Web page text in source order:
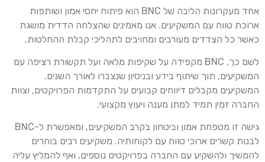
אחד מעקרונות הליבה של BNC הוא פיתוח יחסי אמון ושותפות
ארוכת טווח עם המשקיעים. אנו מאמינים שהצלחה הדדית מושגת
כאשר כל הצדדים מעורבים ומחויבים לתהליכי קבלת ההחלטות.
לשם כך, BNC מקפידה על שקיפות מלאה ועל תקשורת רציפה עם
המשקיעים, תוך שיתוף בידע ובניסיון שנצברו לאורך השנים.
המשקיעים מקבלים דיווחים קבועים על התקדמות הפרויקטים, וצוות
החברה זמין תמיד למתן מענה ויעוץ מקצועי.
גישה זו מטפחת אמון וביטחון בקרב המשקיעים, ומאפשרת ל-BNC
לבנות קשרים ארוכי טווח עם לקוחותיה. משקיעים רבים בוחרים
להמשיך ולהשקיע עם החברה בפרויקטים נוספים, ואף להמליץ עליה